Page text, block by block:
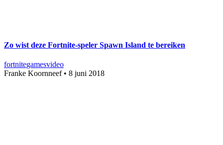
Zo wist deze Fortnite-speler Spawn Island te bereiken
fortnitegamesvideo
Franke Koornneef• 8 juni 2018